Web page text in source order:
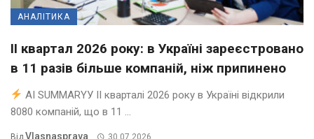
АНАЛІТИКА
II квартал 2026 року: в Україні зареєстровано
в 11 разів більше компаній, ніж припинено
AI SUMMARYУ ІІ кварталі 2026 року в Україні відкрили
8080 компаній, що в 11 ...
Від Vlasnasprava 30.07.2026